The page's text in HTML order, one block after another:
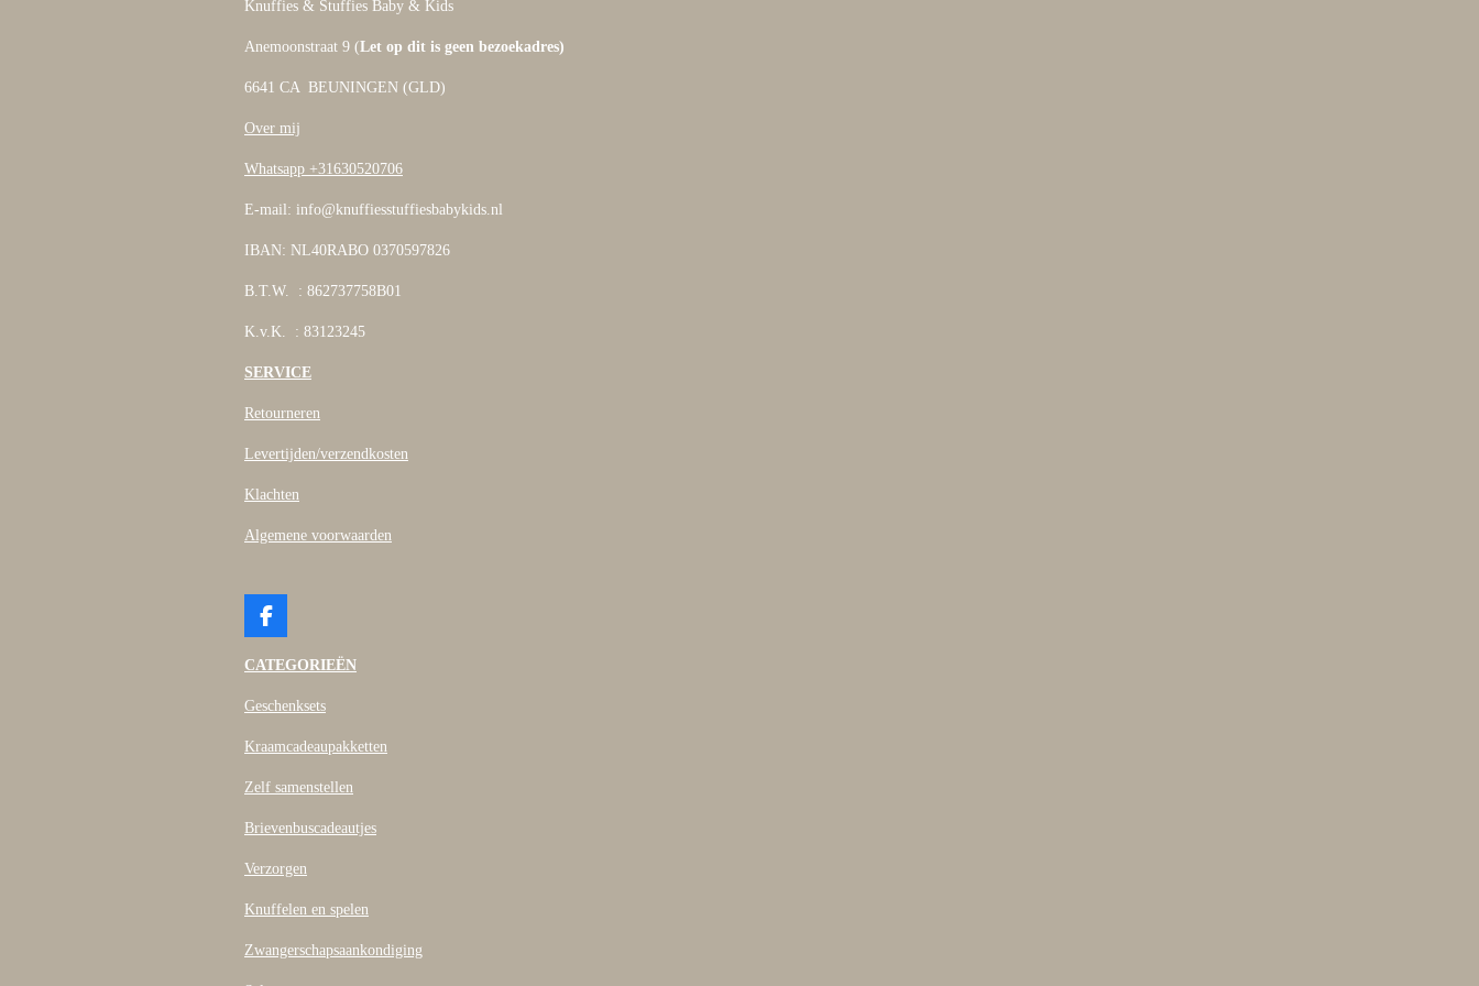
Knuffies & Stuffies Baby & Kids
Anemoonstraat 9 (Let op dit is geen bezoekadres)
6641 CA BEUNINGEN (GLD)
Over mij
Whatsapp +31630520706
E-mail: info@knuffiesstuffiesbabykids.nl
IBAN: NL40RABO 0370597826
B.T.W. : 862737758B01
K.v.K. : 83123245
SERVICE
Retourneren
Levertijden/verzendkosten
Klachten
Algemene voorwaarden
F
c
b
o
CATEGORIEËN
Geschenksets
Kraamcadeaupakketten
Zelf samenstellen
Brievenbuscadeautjes
Verzorgen
Knuffelen en spelen
Zwangerschapsaankondiging